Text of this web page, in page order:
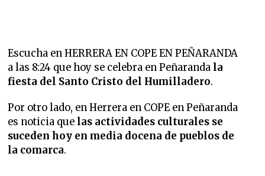
Escucha en HERRERA EN COPE EN PEÑARANDA
a las 8:24 que hoy se celebra en Peñaranda la
fiesta del Santo Cristo del Humilladero.
Por otro lado, en Herrera en COPE en Peñaranda
es noticia que las actividades culturales se
suceden hoy en media docena de pueblos de
la comarca.